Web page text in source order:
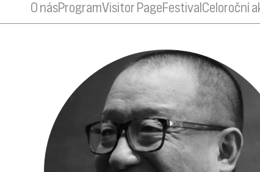
O násProgramVisitor PageFestival Celoroční